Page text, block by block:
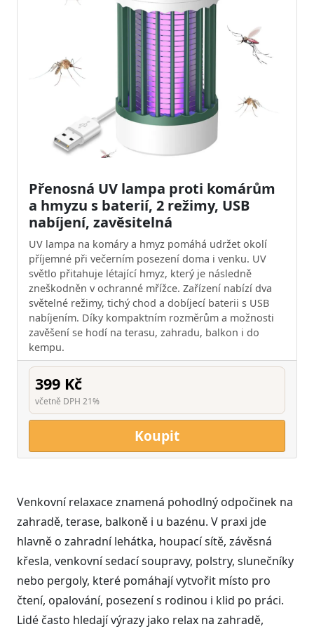
Přenosná UV lampa proti komárům
a hmyzu s baterií, 2 režimy, USB
nabíjení, zavěsitelná
UV lampa na komáry a hmyz pomáhá udržet okolí
příjemné při večerním posezení doma i venku. UV
světlo přitahuje létající hmyz, který je následně
zneškodněn v ochranné mřížce. Zařízení nabízí dva
světelné režimy, tichý chod a dobíjecí baterii s USB
nabíjením. Díky kompaktním rozměrům a možnosti
zavěšení se hodí na terasu, zahradu, balkon i do
kempu.
399 Kč
včetně DPH 21%
Koupit
Venkovní relaxace znamená pohodlný odpočinek na
zahradě, terase, balkoně i u bazénu. V praxi jde
hlavně o zahradní lehátka, houpací sítě, závěsná
křesla, venkovní sedací soupravy, polstry, slunečníky
nebo pergoly, které pomáhají vytvořit místo pro
čtení, opalování, posezení s rodinou i klid po práci.
Lidé často hledají výrazy jako relax na zahradě,